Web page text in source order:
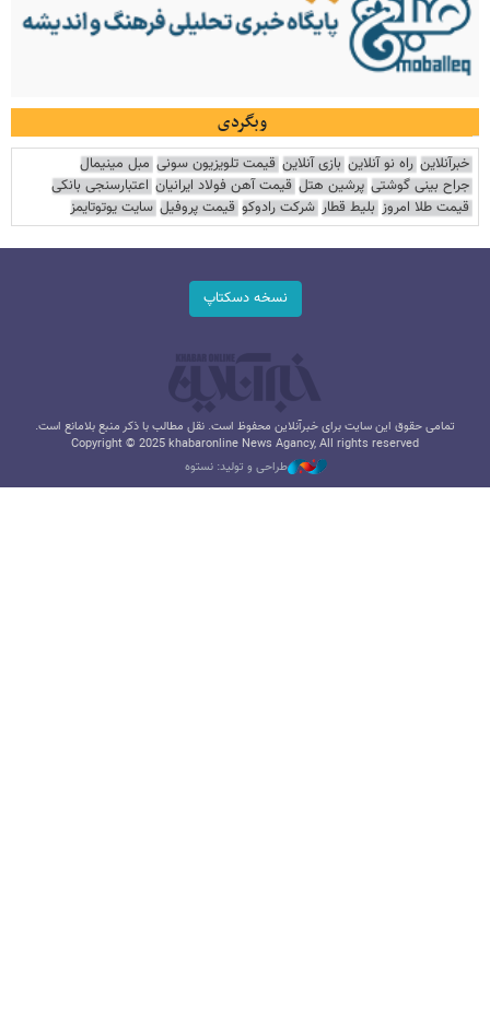
وبگردی
خبرآنلاین راه نو آنلاین بازی آنلاین قیمت تلویزیون سونی مبل مینیمال
جراح بینی گوشتی پرشین هتل قیمت آهن فولاد ایرانیان اعتبارسنجی بانکی
قیمت طلا امروز بلیط قطار شرکت رادوکو قیمت پروفیل سایت یوتوتایمز
نسخه دسکتاپ
تمامی حقوق این سایت برای خبرآنلاین محفوظ است. نقل مطالب با ذکر منبع بلامانع است.
Copyright © 2025 khabaronline News Agancy, All rights reserved
طراحی و تولید: نستوه